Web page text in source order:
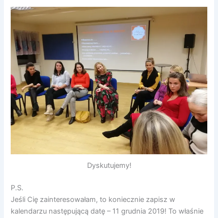
Dyskutujemy!
P.S.
Jeśli Cię zainteresowałam, to koniecznie zapisz w
kalendarzu następującą datę – 11 grudnia 2019! To właśnie